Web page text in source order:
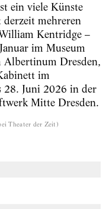
ein viele Künste
mehreren
Kentridge –
im Museum
Albertinum Dresden,
im
28. Juni 2026 in der
Mitte Dresden.
Theater der Zeit )